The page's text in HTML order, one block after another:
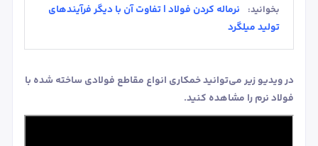
بخوانید:
نرماله کردن فولاد | تفاوت آن با دیگر فرآیندهای
تولید میلگرد
در ویدیو زیر می‌توانید خمکاری انواع مقاطع فولادی ساخته شده با
فولاد نرم را مشاهده کنید.